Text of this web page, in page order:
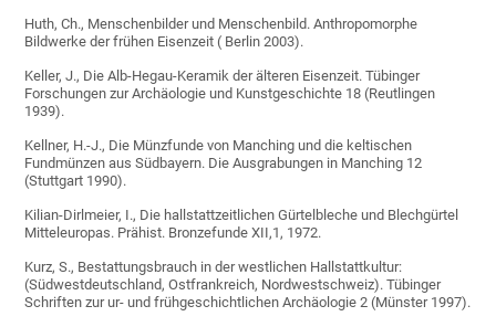
Huth, Ch., Menschenbilder und Menschenbild. Anthropomorphe
Bildwerke der frühen Eisenzeit ( Berlin 2003).
Keller, J., Die Alb-Hegau-Keramik der älteren Eisenzeit. Tübinger
Forschungen zur Archäologie und Kunstgeschichte 18 (Reutlingen
1939).
Kellner, H.-J., Die Münzfunde von Manching und die keltischen
Fundmünzen aus Südbayern. Die Ausgrabungen in Manching 12
(Stuttgart 1990).
Kilian-Dirlmeier, I., Die hallstattzeitlichen Gürtelbleche und Blechgürtel
Mitteleuropas. Prähist. Bronzefunde XII,1, 1972.
Kurz, S., Bestattungsbrauch in der westlichen Hallstattkultur:
(Südwestdeutschland, Ostfrankreich, Nordwestschweiz). Tübinger
Schriften zur ur- und frühgeschichtlichen Archäologie 2 (Münster 1997).